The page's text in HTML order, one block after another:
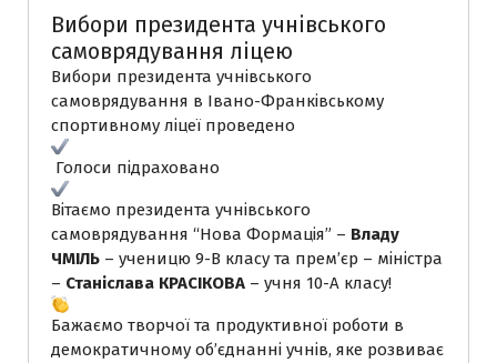
Вибори президента учнівського
самоврядування ліцею
Вибори президента учнівського
самоврядування в Івано-Франківському
спортивному ліцеї проведено
Голоси підраховано
Вітаємо президента учнівського
самоврядування “Нова Формація” – Владу
ЧМІЛЬ – ученицю 9-В класу та прем’єр – міністра
– Станіслава КРАСІКОВА – учня 10-А класу!
Бажаємо творчої та продуктивної роботи в
демократичному об’єднанні учнів, яке розвиває